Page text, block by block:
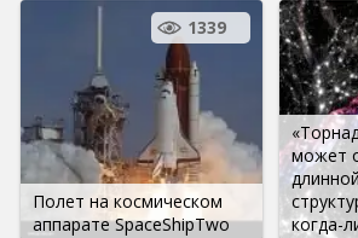
Полет на космическом
аппарате SpaceShipTwo
1339
может
когда-